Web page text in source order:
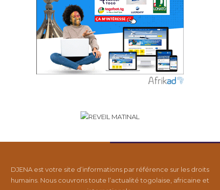
DJENA est votre site d’informations par référence sur les droits
humains. Nous couvrons toute l’actualité togolaise, africaine et